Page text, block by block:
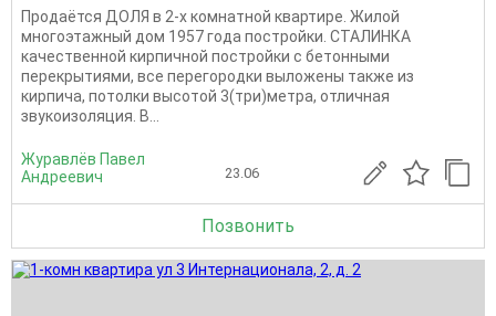
Продаётся ДОЛЯ в 2-х комнатной квартире. Жилой
многоэтажный дом 1957 года постройки. СТАЛИНКА
качественной кирпичной постройки с бетонными
перекрытиями, все перегородки выложены также из
кирпича, потолки высотой 3(три)метра, отличная
звукоизоляция. В...
Журавлёв Павел
Андреевич
23.06
Позвонить